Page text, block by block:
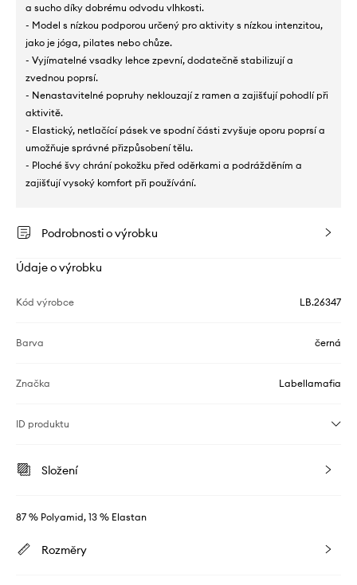
a sucho díky dobrému odvodu vlhkosti.
- Model s nízkou podporou určený pro aktivity s nízkou intenzitou,
jako je jóga, pilates nebo chůze.
- Vyjímatelné vsadky lehce zpevní, dodatečně stabilizují a
zvednou poprsí.
- Nenastavitelné popruhy neklouzají z ramen a zajišťují pohodlí při
aktivitě.
- Elastický, netlačící pásek ve spodní části zvyšuje oporu poprsí a
umožňuje správné přizpůsobení tělu.
- Ploché švy chrání pokožku před oděrkami a podrážděním a
zajišťují vysoký komfort při používání.
Podrobnosti o výrobku
Údaje o výrobku
Kód výrobce LB.26347
Barva černá
Značka Labellamafia
ID produktu
Složení
87 % Polyamid, 13 % Elastan
Rozměry